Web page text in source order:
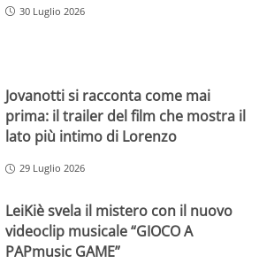
30 Luglio 2026
Jovanotti si racconta come mai
prima: il trailer del film che mostra il
lato più intimo di Lorenzo
29 Luglio 2026
LeiKiè svela il mistero con il nuovo
videoclip musicale “GIOCO A
PAPmusic GAME”